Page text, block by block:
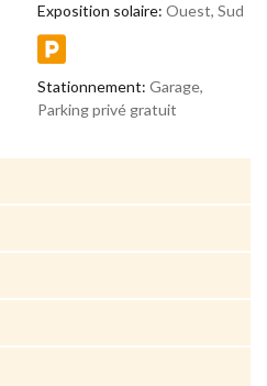
Exposition solaire: Ouest, Sud
Stationnement: Garage,
Parking privé gratuit